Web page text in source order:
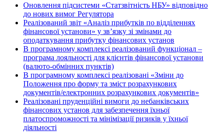
Оновлення підсистеми «Статзвітність НБУ» відповідно
до нових вимог Регулятора
Реалізований звіт «Аналіз прибутків по відділеннях
фінансової установи» у зв’язку зі змінами до
оподаткування прибутку фінансових установ
В програмному комплексі реалізований функціонал –
програма лояльності для клієнтів фінансової установи
(валюто-обмінних пунктів)
В програмному комплексі реалізовані «Зміни до
Положення про форму та зміст розрахункових
документів/електронних розрахункових документів»
Реалізовані пруденційні вимоги до небанківських
фінансових установ для забезпечення їхньої
платоспроможності та мінімізації ризиків у їхньої
діяльності